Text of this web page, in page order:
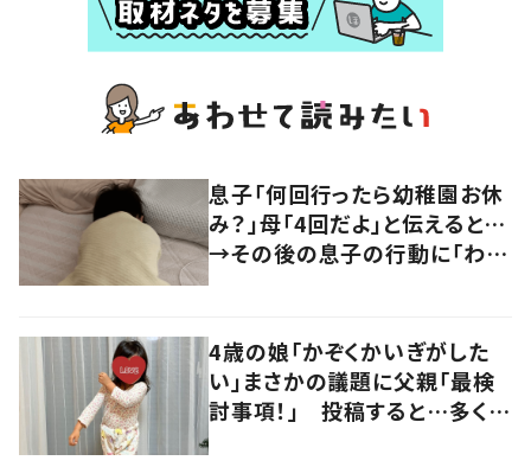
息子「何回行ったら幼稚園お休
み？」母「4回だよ」と伝えると…
→その後の息子の行動に「わか
4歳の娘「かぞくかいぎがした
い」まさかの議題に父親「最検
討事項！」 投稿すると…多くの